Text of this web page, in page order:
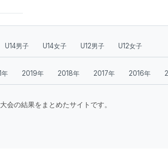
U14男子 U14女子 U12男子 U12女子
年 2019年 2018年 2017年 2016年
会の結果をまとめたサイトです。